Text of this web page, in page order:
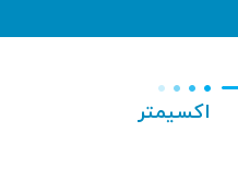
اکسیمتر